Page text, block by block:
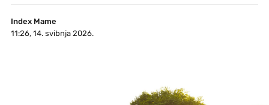
Index Mame
11:26, 14. svibnja 2026.